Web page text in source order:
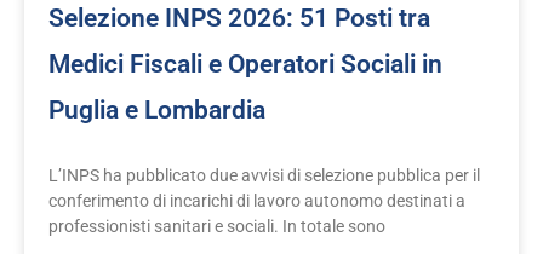
Selezione INPS 2026: 51 Posti tra
Medici Fiscali e Operatori Sociali in
Puglia e Lombardia
L’INPS ha pubblicato due avvisi di selezione pubblica per il
conferimento di incarichi di lavoro autonomo destinati a
professionisti sanitari e sociali. In totale sono